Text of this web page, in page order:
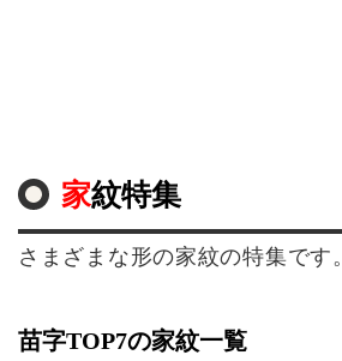
家紋特集
さまざまな形の家紋の特集です。
苗字TOP7の家紋一覧